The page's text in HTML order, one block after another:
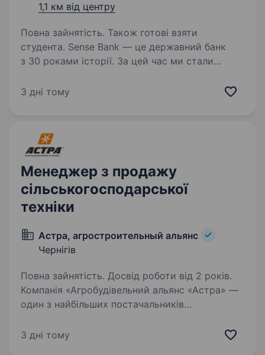
1,1 км від центру
Повна зайнятість. Також готові взяти
студента. Sense Bank — це державний банк
з 30 роками історії. За цей час ми стали
з 4000 людей, де кожен присвячений місії —
3 дні тому
Менеджер з продажу
сільськогосподарської
техніки
Астра, агростроительный альянс
Чернігів
Повна зайнятість. Досвід роботи від 2 років.
Компанія «Агробудівельний альянс «Астра» —
один з найбільших постачальників
сільськогосподарської техніки в Україні,
3 дні тому